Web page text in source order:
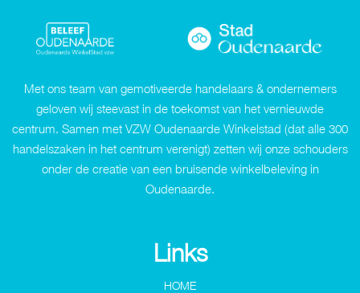
Met ons team van gemotiveerde handelaars & ondernemers
geloven wij steevast in de toekomst van het vernieuwde
centrum. Samen met VZW Oudenaarde Winkelstad (dat alle 300
handelszaken in het centrum verenigt) zetten wij onze schouders
onder de creatie van een bruisende winkelbeleving in
Oudenaarde.
Links
HOME